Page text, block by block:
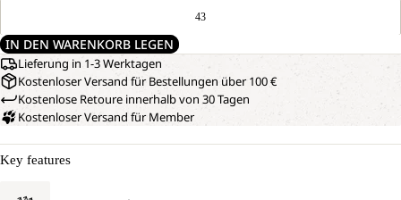
43
IN DEN WARENKORB LEGEN
Lieferung in 1-3 Werktagen
Kostenloser Versand für Bestellungen über 100 €
Kostenlose Retoure innerhalb von 30 Tagen
Kostenloser Versand für Member
Key features